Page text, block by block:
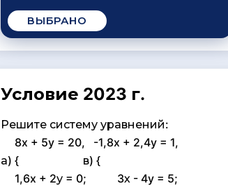
ВЫБРАНО
Условие 2023 г.
Решите систему уравнений:
8x + 5y = 20, -1,8x + 2,4y = 1,
а) { в) {
1,6x + 2у = 0; 3х - 4y = 5;